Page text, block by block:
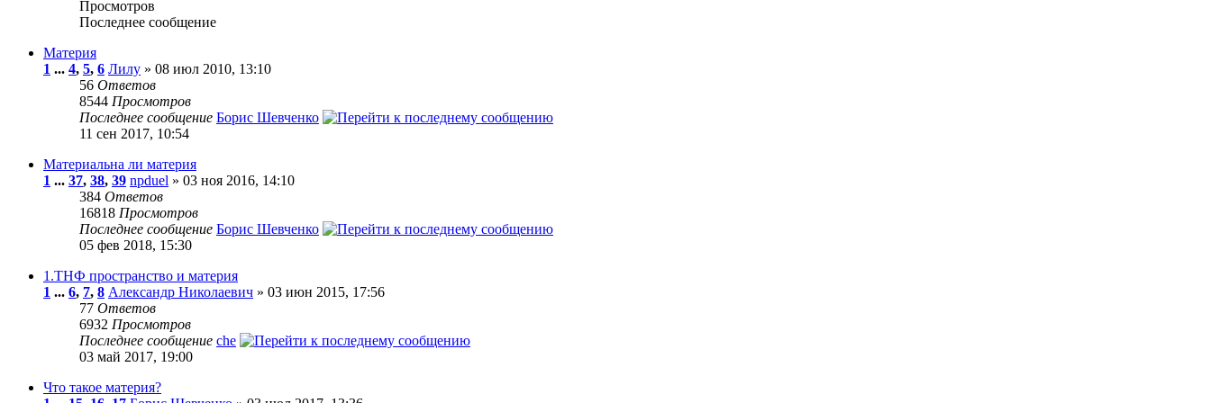
Просмотров
Последнее сообщение
Материя
1 ... 4, 5, 6 Лилу » 08 июл 2010, 13:10
56 Ответов
8544 Просмотров
Последнее сообщение Борис Шевченко
11 сен 2017, 10:54
Материальна ли материя
1 ... 37, 38, 39 npduel » 03 ноя 2016, 14:10
384 Ответов
16818 Просмотров
Последнее сообщение Борис Шевченко
05 фев 2018, 15:30
1.ТНФ пространство и материя
1 ... 6, 7, 8 Александр Николаевич » 03 июн 2015, 17:56
77 Ответов
6932 Просмотров
Последнее сообщение che
03 май 2017, 19:00
Что такое материя?